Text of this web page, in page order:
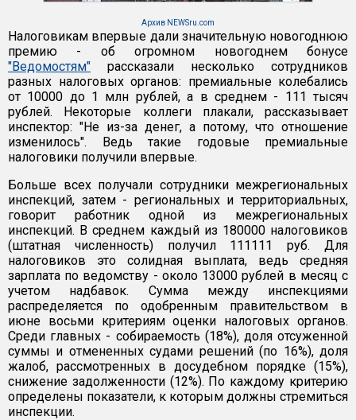
Архив NEWSru.com
Налоговикам впервые дали значительную новогоднюю
премию - об огромном новогоднем бонусе
"Ведомостям" рассказали несколько сотрудников
разных налоговых органов: премиальные колебались
от 10000 до 1 млн рублей, а в среднем - 111 тысяч
рублей. Некоторые коллеги плакали, рассказывает
инспектор: "Не из-за денег, а потому, что отношение
изменилось". Ведь такие годовые премиальные
налоговики получили впервые.
Больше всех получали сотрудники межрегиональных
инспекций, затем - региональных и территориальных,
говорит работник одной из межрегиональных
инспекций. В среднем каждый из 180000 налоговиков
(штатная численность) получил 111111 руб. Для
налоговиков это солидная выплата, ведь средняя
зарплата по ведомству - около 13000 рублей в месяц с
учетом надбавок. Сумма между инспекциями
распределяется по одобренным правительством в
июне восьми критериям оценки налоговых органов.
Среди главных - собираемость (18%), доля отсуженной
суммы и отмененных судами решений (по 16%), доля
жалоб, рассмотренных в досудебном порядке (15%),
снижение задолженности (12%). По каждому критерию
определены показатели, к которым должны стремиться
инспекции.